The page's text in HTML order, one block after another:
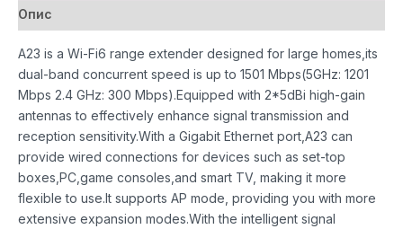
Опис
A23 is a Wi-Fi6 range extender designed for large homes,its
dual-band concurrent speed is up to 1501 Mbps(5GHz: 1201
Mbps 2.4 GHz: 300 Mbps).Equipped with 2*5dBi high-gain
antennas to effectively enhance signal transmission and
reception sensitivity.With a Gigabit Ethernet port,A23 can
provide wired connections for devices such as set-top
boxes,PC,game consoles,and smart TV, making it more
flexible to use.It supports AP mode, providing you with more
extensive expansion modes.With the intelligent signal